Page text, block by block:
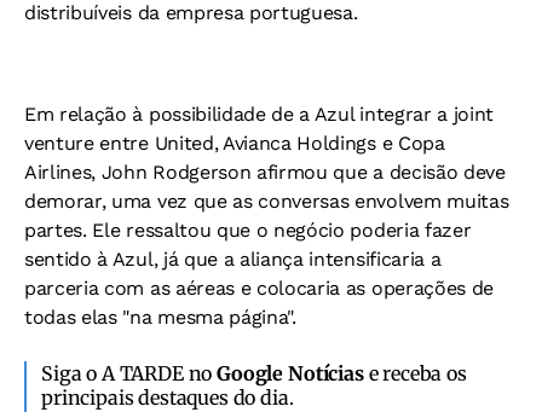
distribuíveis da empresa portuguesa.
Em relação à possibilidade de a Azul integrar a joint
venture entre United, Avianca Holdings e Copa
Airlines, John Rodgerson afirmou que a decisão deve
demorar, uma vez que as conversas envolvem muitas
partes. Ele ressaltou que o negócio poderia fazer
sentido à Azul, já que a aliança intensificaria a
parceria com as aéreas e colocaria as operações de
todas elas "na mesma página".
Siga o A TARDE noGoogle Notíciase receba os
principais destaques do dia.